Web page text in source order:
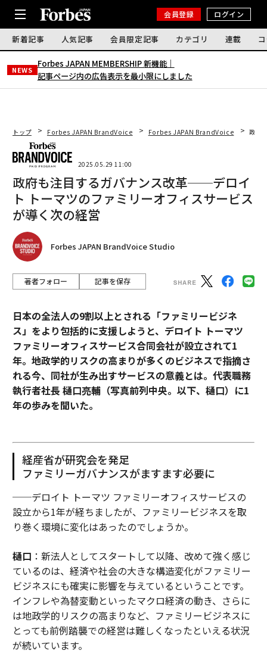
会員登録 ログイン
新着記事 人気記事 会員限定記事 カテゴリ 連載
NEWS
Forbes JAPAN MEMBERSHIP 新機能｜
記事ページ内の広告表示を最小限にしました
トップ Forbes JAPAN BrandVoice Forbes JAPAN BrandVoice 政府
2025.05.29 11:00
政府も注目するガバナンス改革──デロイ
ト トーマツのファミリーオフィスサービス
が導く次の経営
Forbes JAPAN BrandVoice Studio
著者フォロー 記事を保存
日本の全法人の9割以上とされる「ファミリービジネ
ス」をより包括的に支援しようと、デロイト トーマツ
ファミリーオフィスサービス合同会社が設立されて1
年。地政学的リスクの高まりが多くのビジネスで指摘さ
れる今、同社が生み出すサービスの意義とは。代表職務
執行者社長 樋口亮輔（写真前列中央。以下、樋口）に1
年の歩みを聞いた。
経産省が研究会を発足
ファミリーガバナンスがますます必要に
──デロイト トーマツ ファミリーオフィスサービスの
設立から1年が経ちましたが、ファミリービジネスを取
り巻く環境に変化はあったのでしょうか。
樋口 ：新法人としてスタートして以降、改めて強く感じ
ているのは、経済や社会の大きな構造変化がファミリー
ビジネスにも確実に影響を与えているということです。
インフレや為替変動といったマクロ経済の動き、さらに
は地政学的リスクの高まりなど、ファミリービジネスに
とっても前例踏襲での経営は難しくなったといえる状況
が続いています。